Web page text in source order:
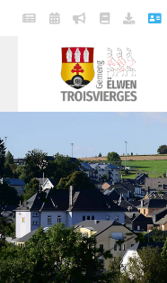
GEMEINDE
DIENSTE
LEBEN